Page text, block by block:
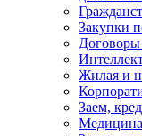
Закупки
Договоры
Жилая и
Заем,